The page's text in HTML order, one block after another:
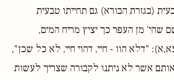
(בגזרת הבורא) גם תחייתו טבעית
שהי' מן העפר כך יציץ מריח המים,
"דלא הוו - חיי, דהוי חיי, לא כל שכן",
אשר לא ניתנו לקבורה שצריך לעשות